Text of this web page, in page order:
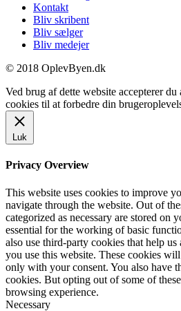
Kontakt
Bliv skribent
Bliv sælger
Bliv medejer
© 2018 OplevByen.dk
Ved brug af dette website accepterer
cookies til at forbedre din
Luk
Privacy Overview
This website uses cookies to improve
navigate through the website. Out of
categorized as necessary are stored on
essential for the working of basic
also use third-party cookies that help
you use this website. These cookies
only with your consent. You also have
cookies. But opting out of some of
browsing experience.
Necessary